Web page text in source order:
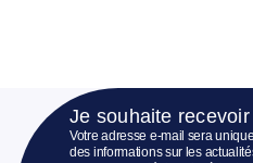
Je souhaite
Votre adresse e-mail sera
des informations sur les